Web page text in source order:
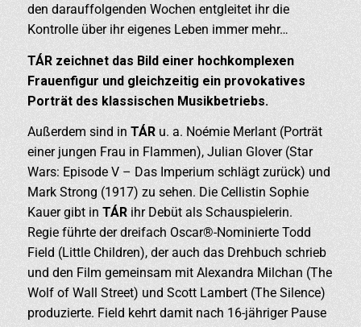
den darauffolgenden Wochen entgleitet ihr die
Kontrolle über ihr eigenes Leben immer mehr…
TÁR zeichnet das Bild einer hochkomplexen
Frauenfigur und gleichzeitig ein provokatives
Porträt des klassischen Musikbetriebs.
Außerdem sind in TÁRu. a. Noémie Merlant (Porträt
einer jungen Frau in Flammen), Julian Glover (Star
Wars: Episode V – Das Imperium schlägt zurück) und
Mark Strong (1917) zu sehen. Die Cellistin Sophie
Kauer gibt in TÁRihr Debüt als Schauspielerin.
Regie führte der dreifach Oscar®-Nominierte Todd
Field (Little Children), der auch das Drehbuch schrieb
und den Film gemeinsam mit Alexandra Milchan (The
Wolf of Wall Street) und Scott Lambert (The Silence)
produzierte. Field kehrt damit nach 16-jähriger Pause